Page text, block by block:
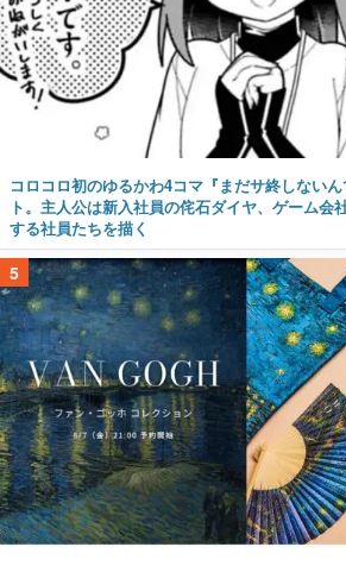
コロコロ初のゆるかわ4コマ『まだサ終しない
ト。主人公は新入社員の侘石ダイヤ、ゲーム会
する社員たちを描く
5